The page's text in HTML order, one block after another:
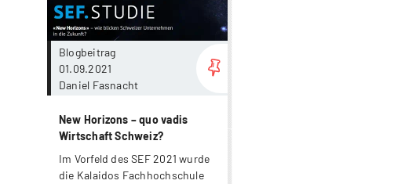
Blogbeitrag
01.09.2021
Daniel Fasnacht
New Horizons – quo vadis
Wirtschaft Schweiz?
Im Vorfeld des SEF 2021 wurde
die Kalaidos Fachhochschule